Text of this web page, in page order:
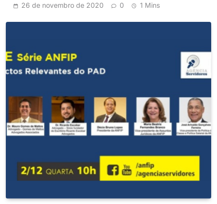
26 de novembro de 2020 0 1 Mins